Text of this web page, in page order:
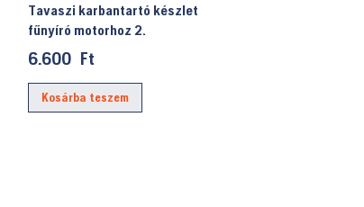
Tavaszi karbantartó készlet
fűnyíró motorhoz 2.
6.600 Ft
Kosárba teszem